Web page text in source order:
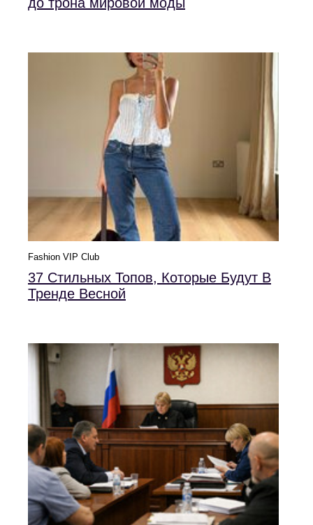
Fashion VIP Club
37 Стильных Топов, Которые Будут В
Тренде Весной